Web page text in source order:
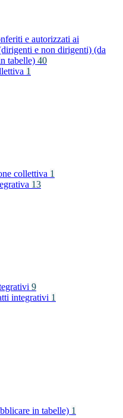
e autorizzati ai
e non dirigenti) (da
tabelle) 40
1
collettiva 1
13
9
integrativi 1
in tabelle) 1